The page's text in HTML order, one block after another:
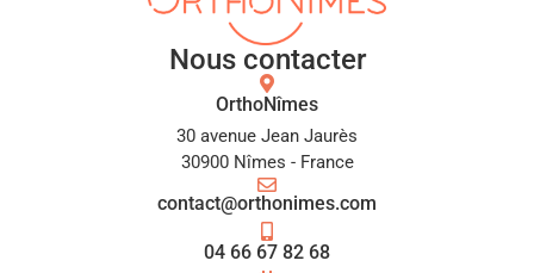
Nous contacter
OrthoNîmes
30 avenue Jean Jaurès
30900 Nîmes - France
contact@orthonimes.com
04 66 67 82 68